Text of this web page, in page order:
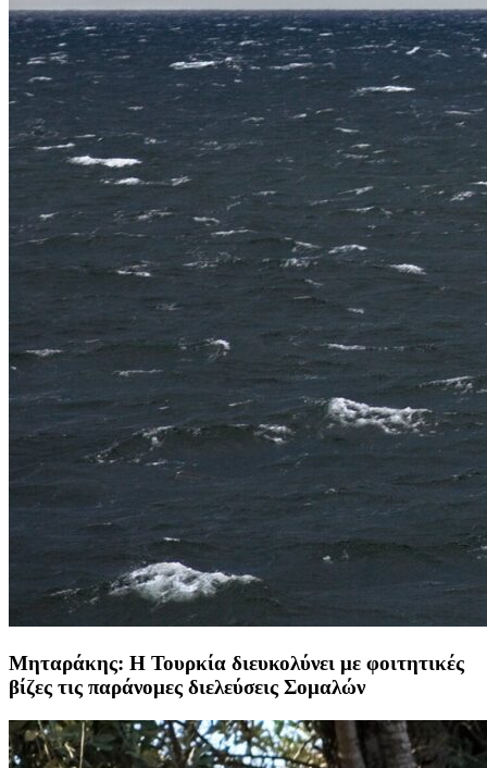
Μηταράκης: Η Τουρκία διευκολύνει με φοιτητικές
βίζες τις παράνομες διελεύσεις Σομαλών